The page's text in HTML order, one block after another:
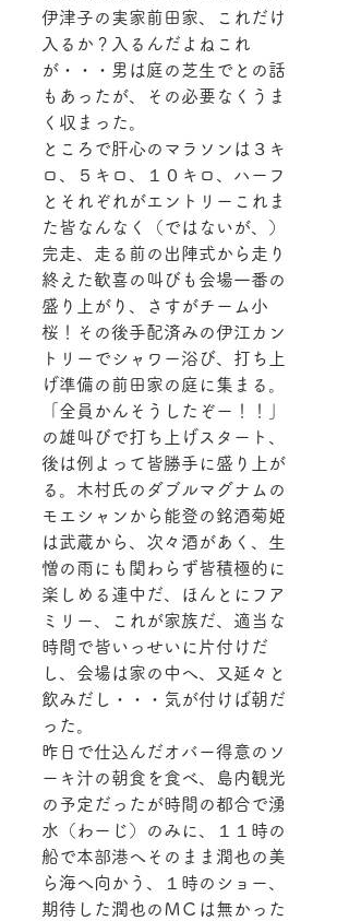
伊津子の実家前田家、これだけ
入るか？入るんだよねこれ
が・・・男は庭の芝生でとの話
もあったが、その必要なくうま
く収まった。
ところで肝心のマラソンは３キ
ロ、５キロ、１０キロ、ハーフ
とそれぞれがエントリーこれま
た皆なんなく（ではないが、）
完走、走る前の出陣式から走り
終えた歓喜の叫びも会場一番の
盛り上がり、さすがチーム小
桜！その後手配済みの伊江カン
トリーでシャワー浴び、打ち上
げ準備の前田家の庭に集まる。
「全員かんそうしたぞー！！」
の雄叫びで打ち上げスタート、
後は例よって皆勝手に盛り上が
る。木村氏のダブルマグナムの
モエシャンから能登の銘酒菊姫
は武蔵から、次々酒があく、生
憎の雨にも関わらず皆積極的に
楽しめる連中だ、ほんとにフア
ミリー、これが家族だ、適当な
時間で皆いっせいに片付けだ
し、会場は家の中へ、又延々と
飲みだし・・・気が付けば朝だ
った。
昨日で仕込んだオバー得意のソ
ーキ汁の朝食を食べ、島内観光
の予定だったが時間の都合で湧
水（わーじ）のみに、１１時の
船で本部港へそのまま潤也の美
ら海へ向かう、１時のショー、
期待した潤也のＭＣは無かった